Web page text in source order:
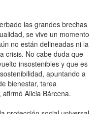
las grandes brechas
se vive un momento
no están delineadas ni la
crisis. No cabe duda que
insostenibles y que es
apuntando a
bienestar, tarea
Alicia Bárcena.